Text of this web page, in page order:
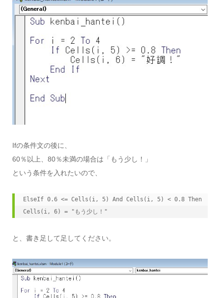
Ifの条件文の後に、
60％以上、80％未満の場合は「もう少し！」
という条件を入れたいので、
ElseIf 0.6 <= Cells(i, 5) And Cells(i, 5) < 0.8 Then
Cells(i, 6) = "もう少し！"
と、書き足して足してください。